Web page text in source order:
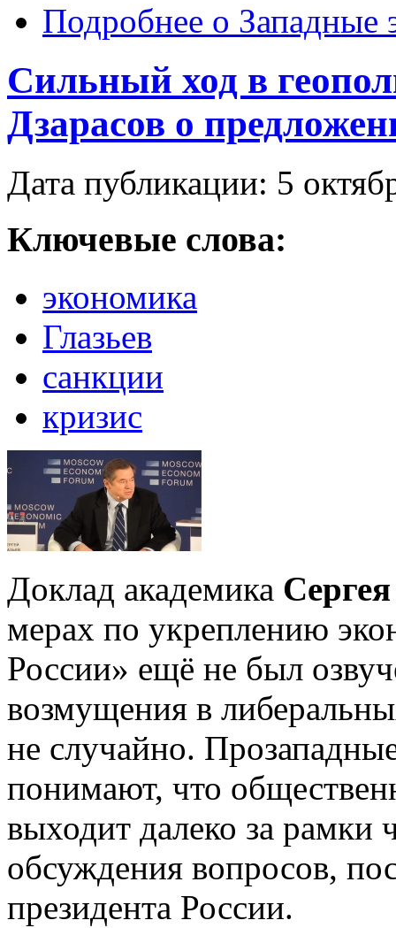
Подробнее о
Сильный ход в
Дзарасов о
Дата публикации: 5
Ключевые слова:
экономика
Глазьев
санкции
кризис
Доклад академика
мерах по укреплению
России» ещё не был
возмущения в
не случайно.
понимают, что
выходит далеко за рамки
обсуждения вопросов,
президента России.